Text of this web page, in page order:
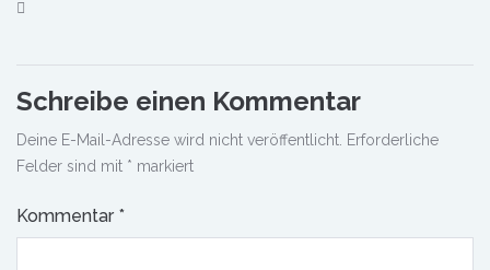
Schreibe einen Kommentar
Deine E-Mail-Adresse wird nicht veröffentlicht. Erforderliche
Felder sind mit * markiert
Kommentar *